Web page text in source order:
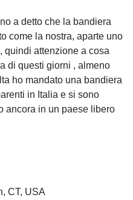
a detto che la bandiera
come la nostra, aparte uno
quindi attenzione a cosa
di questi giorni , almeno
ho mandato una bandiera
in Italia e si sono
ancora in un paese libero
CT, USA